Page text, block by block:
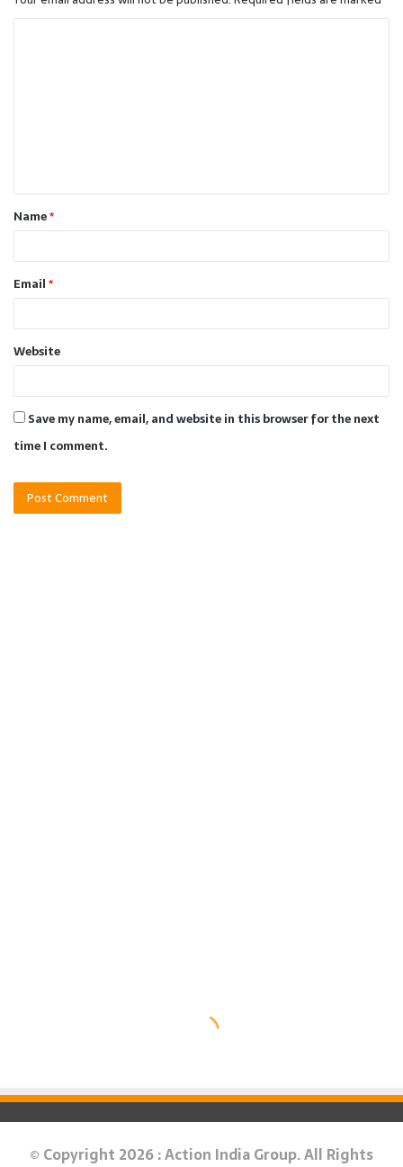
© Copyright 2026 : Action India Group. All Rights